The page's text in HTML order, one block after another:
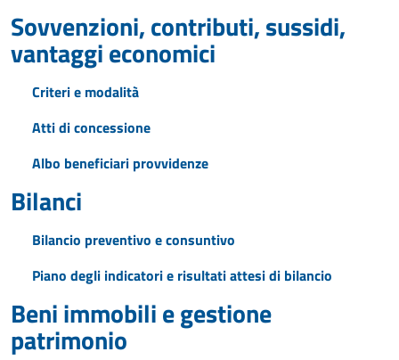
Sovvenzioni, contributi, sussidi,
vantaggi economici
Criteri e modalità
Atti di concessione
Albo beneficiari provvidenze
Bilanci
Bilancio preventivo e consuntivo
Piano degli indicatori e risultati attesi di bilancio
Beni immobili e gestione
patrimonio